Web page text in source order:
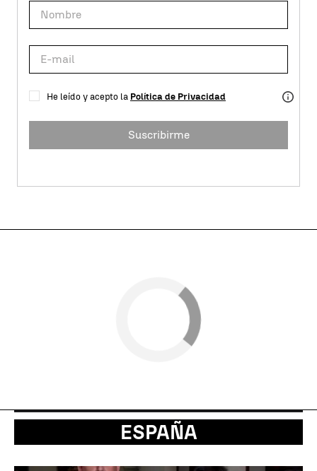
He leído y acepto la Política de Privacidad
Suscribirme
ESPAÑA